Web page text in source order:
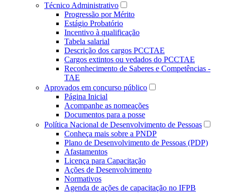
Técnico Administrativo
Progressão por Mérito
Estágio Probatório
Incentivo à qualificação
Tabela salarial
Descrição dos cargos PCCTAE
Cargos extintos ou vedados do PCCTAE
Reconhecimento de Saberes e Competências -
TAE
Aprovados em concurso público
Página Inicial
Acompanhe as nomeações
Documentos para a posse
Política Nacional de Desenvolvimento de Pessoas
Conheça mais sobre a PNDP
Plano de Desenvolvimento de Pessoas (PDP)
Afastamentos
Licença para Capacitação
Ações de Desenvolvimento
Normativos
Agenda de ações de capacitação no IFPB